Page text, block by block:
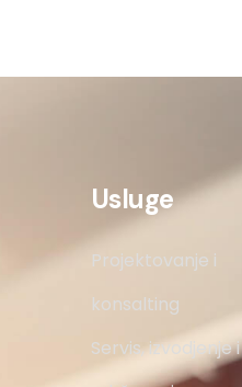
Usluge
Projektovanje i
konsalting
Servis, izvodjenje i